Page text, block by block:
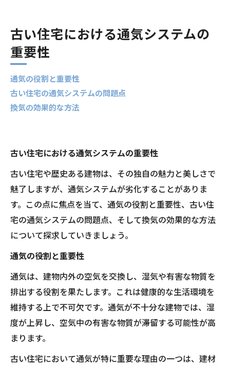
古い住宅における通気システムの
重要性
通気の役割と重要性
古い住宅の通気システムの問題点
換気の効果的な方法
古い住宅における通気システムの重要性
古い住宅や歴史ある建物は、その独自の魅力と美しさで
魅了しますが、通気システムが劣化することがありま
す。この点に焦点を当て、通気の役割と重要性、古い住
宅の通気システムの問題点、そして換気の効果的な方法
について探求していきましょう。
通気の役割と重要性
通気は、建物内外の空気を交換し、湿気や有害な物質を
排出する役割を果たします。これは健康的な生活環境を
維持する上で不可欠です。通気が不十分な建物では、湿
度が上昇し、空気中の有害な物質が滞留する可能性が高
まります。
古い住宅において通気が特に重要な理由の一つは、建材